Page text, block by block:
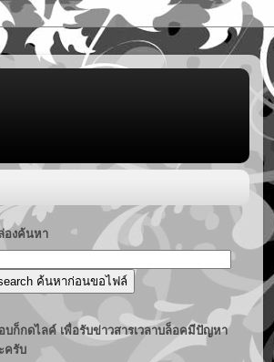
องค้นหา
บก็กดไลค์ เพื่อรับข่าวสารเวลาบล็อคมีปัญหา
ครับ